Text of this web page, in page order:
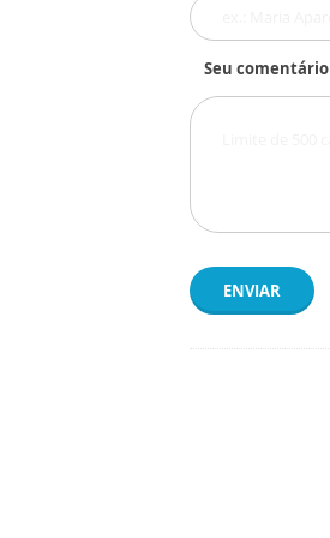
Seu comentário
ENVIAR